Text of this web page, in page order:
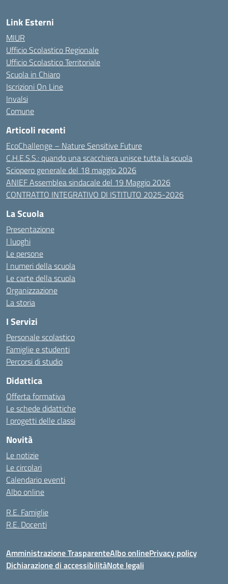
Link Esterni
MIUR
Ufficio Scolastico Regionale
Ufficio Scolastico Territoriale
Scuola in Chiaro
Iscrizioni On Line
Invalsi
Comune
Articoli recenti
EcoChallenge – Nature Sensitive Future
C.H.E.S.S.: quando una scacchiera unisce tutta la scuola
Sciopero generale del 18 maggio 2026
ANIEF Assemblea sindacale del 19 Maggio 2026
CONTRATTO INTEGRATIVO DI ISTITUTO 2025-2026
La Scuola
Presentazione
I luoghi
Le persone
I numeri della scuola
Le carte della scuola
Organizzazione
La storia
I Servizi
Personale scolastico
Famiglie e studenti
Percorsi di studio
Didattica
Offerta formativa
Le schede didattiche
I progetti delle classi
Novità
Le notizie
Le circolari
Calendario eventi
Albo online
R.E. Famiglie
R.E. Docenti
Amministrazione TrasparenteAlbo onlinePrivacy policy
Dichiarazione di accessibilitàNote legali